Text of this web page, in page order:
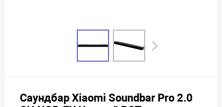
Саундбар Xiaomi Soundbar Pro 2.0